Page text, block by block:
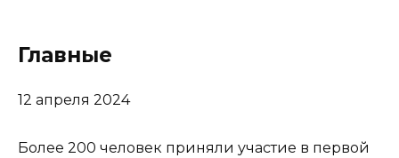
Главные
12 апреля 2024
Более 200 человек приняли участие в первой